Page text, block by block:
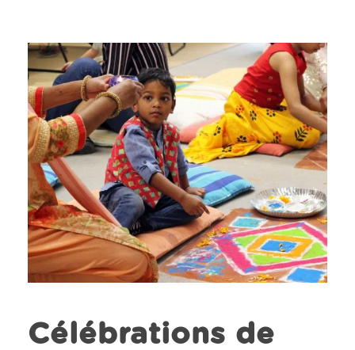
Célébrations de